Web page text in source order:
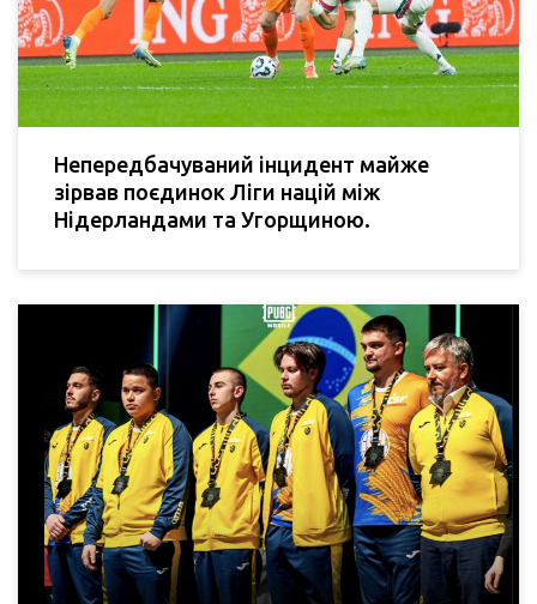
Непередбачуваний інцидент майже
зірвав поєдинок Ліги націй між
Нідерландами та Угорщиною.